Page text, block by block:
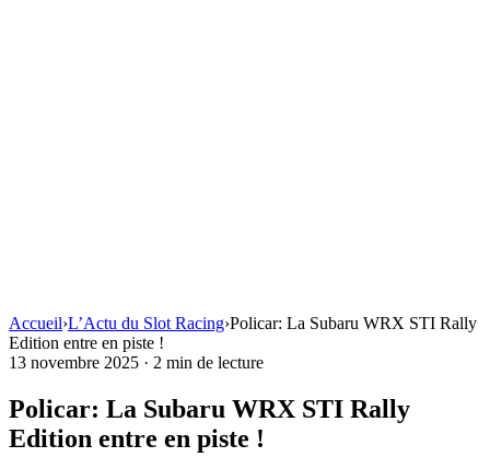
Accueil›L’Actu du Slot Racing›Policar: La Subaru WRX STI Rally
Edition entre en piste !
13 novembre 2025 · 2 min de lecture
Policar: La Subaru WRX STI Rally
Edition entre en piste !